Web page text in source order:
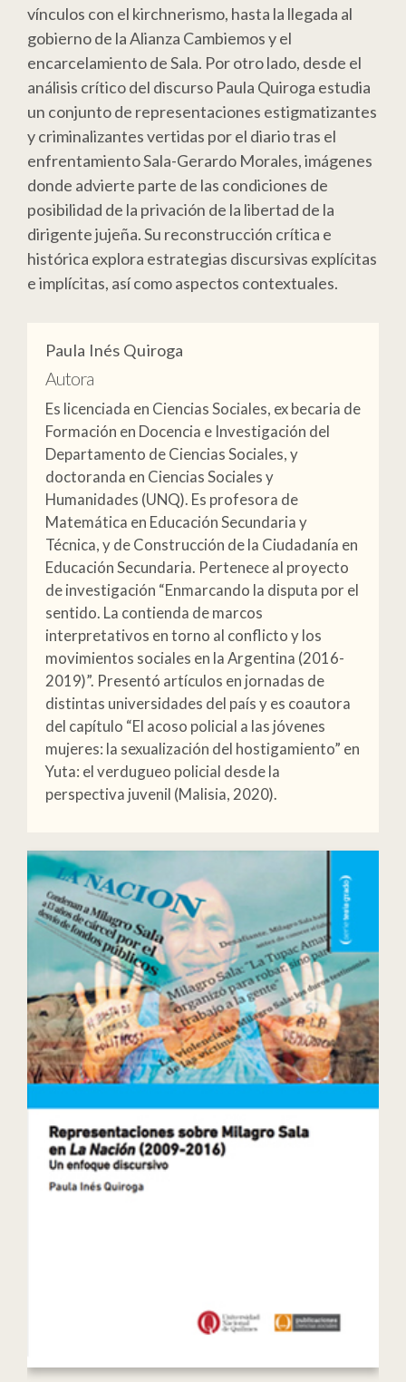
vínculos con el kirchnerismo, hasta la llegada al
gobierno de la Alianza Cambiemos y el
encarcelamiento de Sala. Por otro lado, desde el
análisis crítico del discurso Paula Quiroga estudia
un conjunto de representaciones estigmatizantes
y criminalizantes vertidas por el diario tras el
enfrentamiento Sala-Gerardo Morales, imágenes
donde advierte parte de las condiciones de
posibilidad de la privación de la libertad de la
dirigente jujeña. Su reconstrucción crítica e
histórica explora estrategias discursivas explícitas
e implícitas, así como aspectos contextuales.
Paula Inés Quiroga
Autora
Es licenciada en Ciencias Sociales, ex becaria de
Formación en Docencia e Investigación del
Departamento de Ciencias Sociales, y
doctoranda en Ciencias Sociales y
Humanidades (UNQ). Es profesora de
Matemática en Educación Secundaria y
Técnica, y de Construcción de la Ciudadanía en
Educación Secundaria. Pertenece al proyecto
de investigación “Enmarcando la disputa por el
sentido. La contienda de marcos
interpretativos en torno al conflicto y los
movimientos sociales en la Argentina (2016-
2019)”. Presentó artículos en jornadas de
distintas universidades del país y es coautora
del capítulo “El acoso policial a las jóvenes
mujeres: la sexualización del hostigamiento” en
Yuta: el verdugueo policial desde la
perspectiva juvenil (Malisia, 2020).